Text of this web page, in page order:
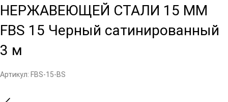
НЕРЖАВЕЮЩЕЙ СТАЛИ 15 ММ
FBS 15 Черный cатинированный
3 м
Артикул: FBS-15-BS